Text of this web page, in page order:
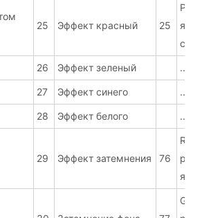
25 Эффект красный 25
26 Эффект зеленый ...
27 Эффект синего ...
28 Эффект белого ...
29 Эффект затемнения 76
R19
G19